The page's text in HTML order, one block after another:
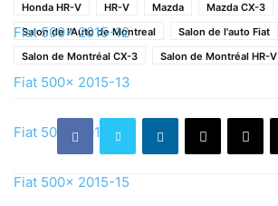
Fiat 500x 2015-12
Fiat 500x 2015-13
Fiat 500x 2015-14
Fiat 500x 2015-15
Honda HR-V
HR-V Mazda
Mazda CX-3
Salon de l'Auto de Montreal
Salon de l'auto Fiat
Salon de Montréal CX-3
Salon de Montréal HR-V